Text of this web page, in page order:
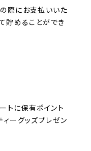
際にお支払いいた
貯めることができ
トに保有ポイント
ィーグッズプレゼン